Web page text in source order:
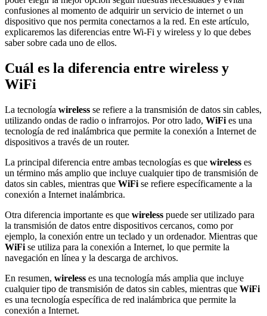
confusiones al momento de adquirir un servicio de internet o un
dispositivo que nos permita conectarnos a la red. En este artículo,
explicaremos las diferencias entre Wi-Fi y wireless y lo que debes
saber sobre cada uno de ellos.
Cuál es la diferencia entre wireless y
WiFi
La tecnología wireless se refiere a la transmisión de datos sin cables,
utilizando ondas de radio o infrarrojos. Por otro lado, WiFi es una
tecnología de red inalámbrica que permite la conexión a Internet de
dispositivos a través de un router.
La principal diferencia entre ambas tecnologías es que wireless es
un término más amplio que incluye cualquier tipo de transmisión de
datos sin cables, mientras que WiFi se refiere específicamente a la
conexión a Internet inalámbrica.
Otra diferencia importante es que wireless puede ser utilizado para
la transmisión de datos entre dispositivos cercanos, como por
ejemplo, la conexión entre un teclado y un ordenador. Mientras que
WiFi se utiliza para la conexión a Internet, lo que permite la
navegación en línea y la descarga de archivos.
En resumen, wireless es una tecnología más amplia que incluye
cualquier tipo de transmisión de datos sin cables, mientras que WiFi
es una tecnología específica de red inalámbrica que permite la
conexión a Internet.